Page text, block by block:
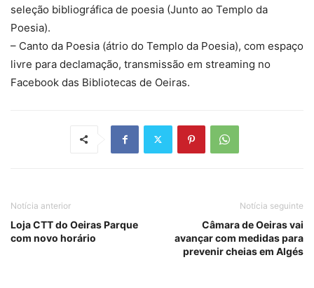
seleção bibliográfica de poesia (Junto ao Templo da
Poesia).
– Canto da Poesia (átrio do Templo da Poesia), com espaço
livre para declamação, transmissão em streaming no
Facebook das Bibliotecas de Oeiras.
Notícia anterior
Loja CTT do Oeiras Parque
com novo horário
Notícia seguinte
Câmara de Oeiras vai
avançar com medidas para
prevenir cheias em Algés